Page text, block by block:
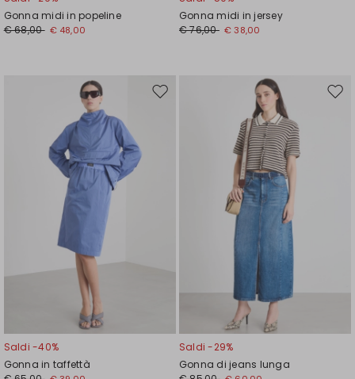
Gonna midi in popeline
€ 68,00 € 48,00
Gonna midi in jersey
€ 76,00 € 38,00
Sposta
Saldi -40%
Gonna in taffettà
Saldi -29%
Gonna di jeans lunga